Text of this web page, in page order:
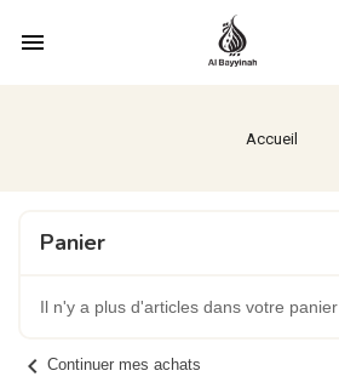
menu
Accueil
Panier
Il n'y a plus d'articles dans votre panier
chevron_left Continuer mes achats